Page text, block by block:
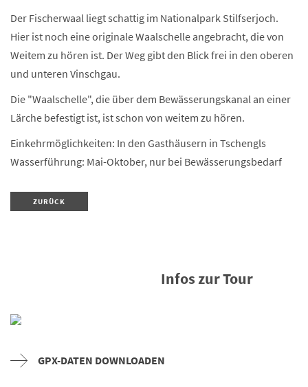
Der Fischerwaal liegt schattig im Nationalpark Stilfserjoch.
Hier ist noch eine originale Waalschelle angebracht, die von
Weitem zu hören ist. Der Weg gibt den Blick frei in den oberen
und unteren Vinschgau.
Die "Waalschelle", die über dem Bewässerungskanal an einer
Lärche befestigt ist, ist schon von weitem zu hören.
Einkehrmöglichkeiten: In den Gasthäusern in Tschengls
Wasserführung: Mai-Oktober, nur bei Bewässerungsbedarf
ZURÜCK
Infos zur Tour
GPX-DATEN DOWNLOADEN